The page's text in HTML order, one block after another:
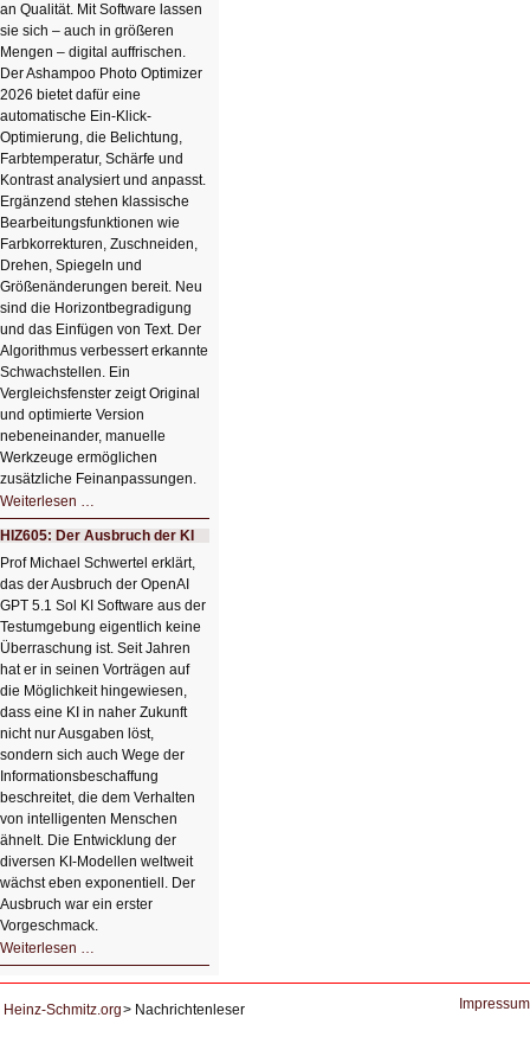
an Qualität. Mit Software lassen
sie sich – auch in größeren
Mengen – digital auffrischen.
Der Ashampoo Photo Optimizer
2026 bietet dafür eine
automatische Ein-Klick-
Optimierung, die Belichtung,
Farbtemperatur, Schärfe und
Kontrast analysiert und anpasst.
Ergänzend stehen klassische
Bearbeitungsfunktionen wie
Farbkorrekturen, Zuschneiden,
Drehen, Spiegeln und
Größenänderungen bereit. Neu
sind die Horizontbegradigung
und das Einfügen von Text. Der
Algorithmus verbessert erkannte
Schwachstellen. Ein
Vergleichsfenster zeigt Original
und optimierte Version
nebeneinander, manuelle
Werkzeuge ermöglichen
zusätzliche Feinanpassungen.
Weiterlesen …
Bildverschönerung
mit
einem
Klick
HIZ606:
Bildverschönerung
mit
einem
Klick
HIZ605: Der Ausbruch der KI
Prof Michael Schwertel erklärt,
das der Ausbruch der OpenAI
GPT 5.1 Sol KI Software aus der
Testumgebung eigentlich keine
Überraschung ist. Seit Jahren
hat er in seinen Vorträgen auf
die Möglichkeit hingewiesen,
dass eine KI in naher Zukunft
nicht nur Ausgaben löst,
sondern sich auch Wege der
Informationsbeschaffung
beschreitet, die dem Verhalten
von intelligenten Menschen
ähnelt. Die Entwicklung der
diversen KI-Modellen weltweit
wächst eben exponentiell. Der
Ausbruch war ein erster
Vorgeschmack.
Weiterlesen …
Der
KI
Heinz-Schmitz.org Nachrichtenleser Impressum